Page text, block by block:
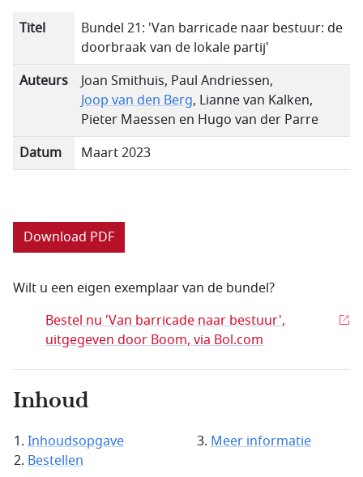
Titel
Bundel 21: 'Van barricade naar bestuur: de
doorbraak van de lokale partij'
Auteurs
Joan Smithuis, Paul Andriessen,
Joop van den Berg, Lianne van Kalken,
Pieter Maessen en Hugo van der Parre
Datum
Maart 2023
Download PDF
Wilt u een eigen exemplaar van de bundel?
Bestel nu 'Van barricade naar bestuur',
uitgegeven door Boom, via Bol.com
Inhoud
Inhoudsopgave
Bestellen
Meer informatie